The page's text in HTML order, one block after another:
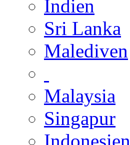
Indien
Sri Lanka
Malediven
Malaysia
Singapur